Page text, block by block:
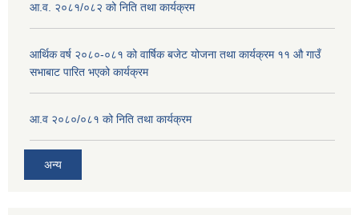
आ.व. २०८१/०८२ को निति तथा कार्यक्रम
आर्थिक वर्ष २०८०-०८१ को वार्षिक बजेट योजना तथा कार्यक्रम ११ औ गाउँ
सभाबाट पारित भएको कार्यक्रम
आ.व २०८०/०८१ को निति तथा कार्यक्रम
अन्य